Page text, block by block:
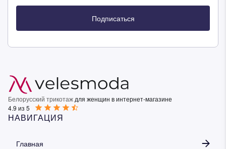
Подписаться
Белорусский трикотаж для женщин в интернет-магазине
4.9 из 5
НАВИГАЦИЯ
Главная